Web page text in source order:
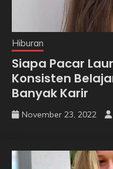
Hiburan
Siapa Pacar
Konsisten
Banyak Karir
November 23, 2022